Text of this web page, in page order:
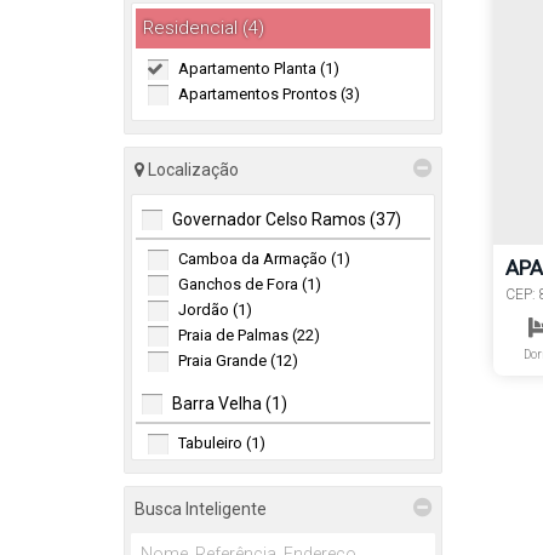
Residencial (4)
Apartamento Planta (1)
Apartamentos Prontos (3)
Localização
Governador Celso Ramos (37)
Camboa da Armação (1)
Ganchos de Fora (1)
Jordão (1)
Praia de Palmas (22)
Praia Grande (12)
Barra Velha (1)
Tabuleiro (1)
Biguaçu (1)
Busca Inteligente
CEP: